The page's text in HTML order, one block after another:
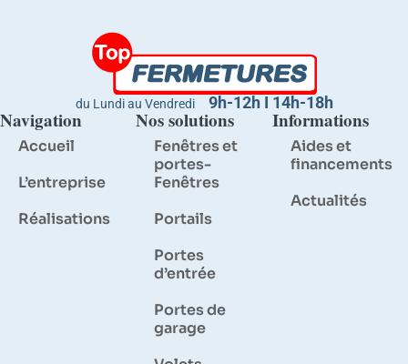
du Lundi au Vendredi 9h-12h I 14h-18h
Navigation
Accueil
L’entreprise
Réalisations
Nos solutions
Fenêtres et
portes-
Fenêtres
Portails
Portes
d’entrée
Portes de
garage
Informations
Aides et
financements
Actualités